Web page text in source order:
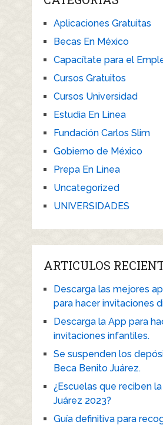
Aplicaciones Gratuitas
Becas En México
Capacítate para el
Cursos Gratuitos
Cursos Universidad
Estudia En Linea
Fundación Carlos Slim
Gobierno de México
Prepa En Linea
Uncategorized
UNIVERSIDADES
ARTICULOS
Descarga las mejores
para hacer invitaciones
Descarga la App para
invitaciones infantiles.
Se suspenden los
Beca Benito Juárez.
¿Escuelas que reciben
Juárez 2023?
Guía definitiva para